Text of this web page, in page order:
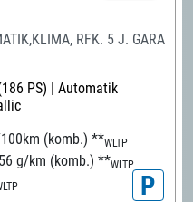
RFK. 5 J. GARANTIE
PS) | Automatik
(komb.) **WLTP
g/km (komb.) **WLTP
P